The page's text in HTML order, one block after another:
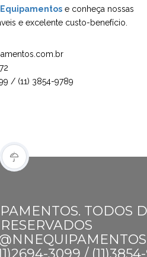
Equipamentos e conheça nossas
e excelente custo-benefício.
/ (11) 3854-9789
TODOS
RESERVADOS